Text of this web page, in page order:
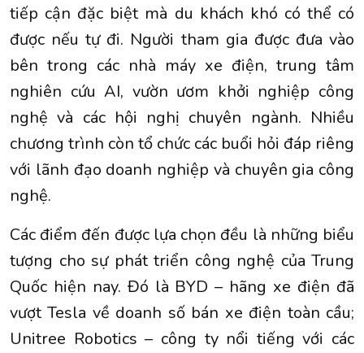
tiếp cận đặc biệt mà du khách khó có thể có
được nếu tự đi. Người tham gia được đưa vào
bên trong các nhà máy xe điện, trung tâm
nghiên cứu AI, vườn ươm khởi nghiệp công
nghệ và các hội nghị chuyên ngành. Nhiều
chương trình còn tổ chức các buổi hỏi đáp riêng
với lãnh đạo doanh nghiệp và chuyên gia công
nghệ.
Các điểm đến được lựa chọn đều là những biểu
tượng cho sự phát triển công nghệ của Trung
Quốc hiện nay. Đó là BYD – hãng xe điện đã
vượt Tesla về doanh số bán xe điện toàn cầu;
Unitree Robotics – công ty nổi tiếng với các